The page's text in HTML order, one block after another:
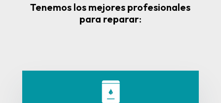
Tenemos los mejores profesionales
para reparar: